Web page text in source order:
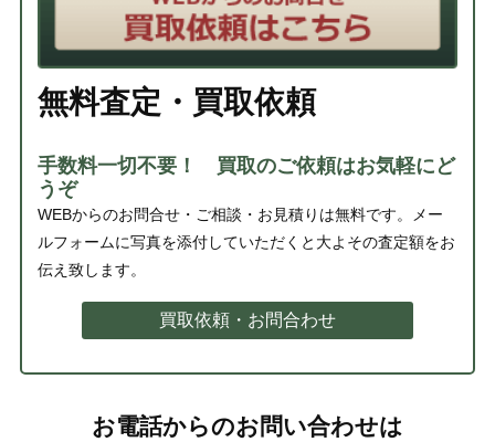
無料査定・買取依頼
手数料一切不要！ 買取のご依頼はお気軽にど
うぞ
WEBからのお問合せ・ご相談・お見積りは無料です。メー
ルフォームに写真を添付していただくと大よその査定額をお
伝え致します。
買取依頼・お問合わせ
お電話からのお問い合わせは